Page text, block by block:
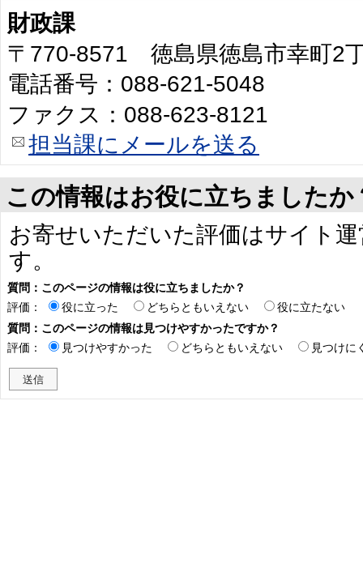
財政課
〒770-8571 徳島県徳島市幸町2
電話番号：088-621-5048
ファクス：088-623-8121
担当課にメールを送る
この情報はお役に立ちましたか
お寄せいただいた評価はサイト
す。
質問：このページの情報は役に立ちましたか？
評価：
役に立った どちらともいえない
役に立たない
質問：このページの情報は見つけやすかったですか？
評価：
見つけやすかった どちらともいえない 見つけに